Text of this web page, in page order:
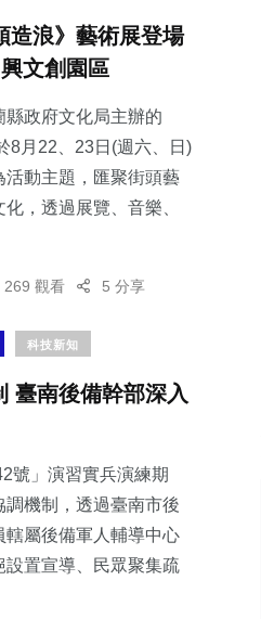
造浪》藝術展登場
文創園區
縣政府文化局主辦的
8月22、23日(週六、日)
活動主題，匯聚街頭藝
，透過展覽、音樂、
269 觀看 5 分享
科技新知
臺南後備幹部深入
號」演習實兵演練期
機制，透過臺南市後
屬後備軍人輔導中心
置宣導、民眾聚集疏
+ 412